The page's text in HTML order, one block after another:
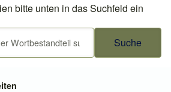
bitte unten in das Suchfeld ein